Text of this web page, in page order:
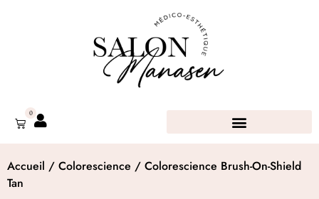
0
Accueil / Colorescience / Colorescience Brush-On-Shield
Tan